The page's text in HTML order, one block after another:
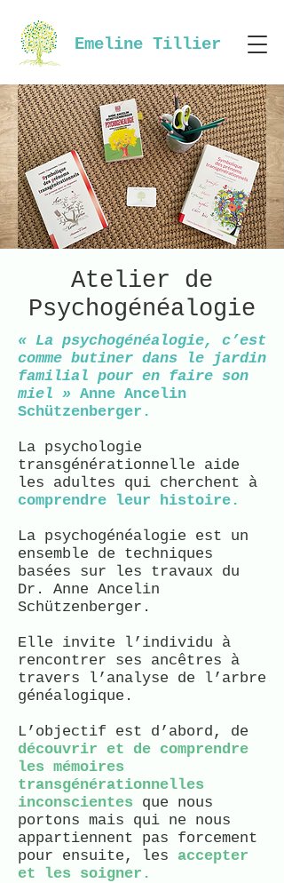
Emeline Tillier
Atelier de
Psychogénéalogie
« La psychogénéalogie, c’est
comme butiner dans le jardin
familial pour en faire son
miel » Anne Ancelin
Schützenberger.
La psychologie
transgénérationnelle aide
les adultes qui cherchent à
comprendre leur histoire.
La psychogénéalogie est un
ensemble de techniques
basées sur les travaux du
Dr. Anne Ancelin
Schützenberger.
Elle invite l’individu à
rencontrer ses ancêtres à
travers l’analyse de l’arbre
généalogique.
L’objectif est d’abord, de
découvrir et de comprendre
les mémoires
transgénérationnelles
inconscientes que nous
portons mais qui ne nous
appartiennent pas forcement
pour ensuite, les accepter
et les soigner.